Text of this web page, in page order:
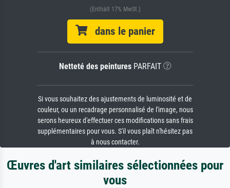
(Enthält 17% MwSt.)
dans le panier
Netteté des peinturesPARFAIT
Si vous souhaitez des ajustements de luminosité et de
couleur, ou un recadrage personnalisé de l'image, nous
serons heureux d'effectuer ces modifications sans frais
supplémentaires pour vous. S'il vous plaît n'hésitez pas
à nous contacter.
Œuvres d'art similaires sélectionnées pour
vous